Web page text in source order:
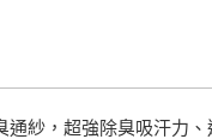
通紗，超強除臭吸汗力